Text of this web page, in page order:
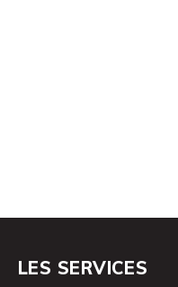
LES SERVICES